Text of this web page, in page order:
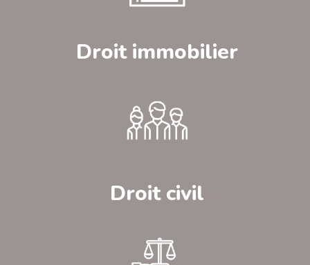
Droit immobilier
Droit civil